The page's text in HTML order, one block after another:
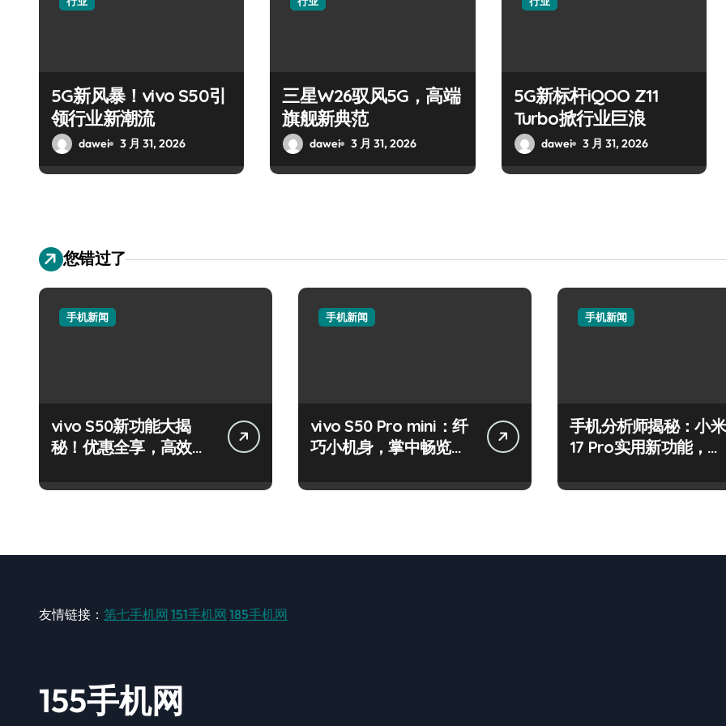
5G新风暴！vivo S50引
领行业新潮流
dawei 3 月 31, 2026
三星W26驭风5G，高端
旗舰新典范
dawei 3 月 31, 2026
5G新标杆iQOO Z11
Turbo掀行业巨浪
dawei 3 月 31, 2026
您错过了
手机新闻
vivo S50新功能大揭
秘！优惠全享，高效玩
手机新闻
vivo S50 Pro mini：纤
巧小机身，掌中畅览海
手机新闻
手机分析师揭秘：小米
17 Pro实用新功能，抢
友情链接： 第七手机网 151手机网 185手机网
155手机网